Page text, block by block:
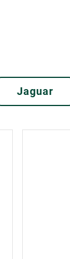
Jaguar